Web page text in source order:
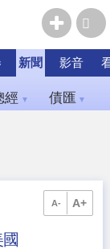
新聞 影音
經 ▼ 債匯 ▼
A- A+